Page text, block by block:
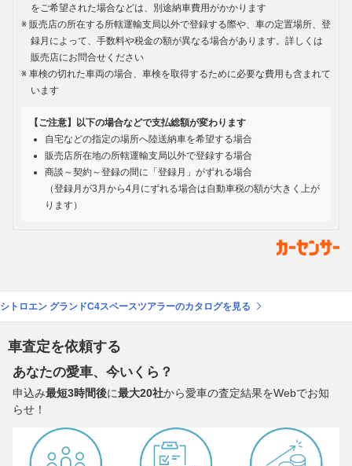
をご希望された場合などは、別途納車費用がかかります
販売店の所在する所轄運輸支局以外で登録する際や、車の定置場所、登
録月によって、手数料や税金の額が異なる場合があります。詳しくは
販売店にお問合せください
車検の切れた車両の場合、車検を取得するために必要な費用も含まれて
います
【ご注意】以下の場合などで支払総額が変わります
自宅などの指定の場所へ陸送納車を希望する場合
販売店所在地の所轄運輸支局以外で登録する場合
商談～契約～登録の間に「登録月」がずれる場合
（登録月が3月から4月にずれる場合は自動車税の額が大きく上が
ります）
シトロエン グランドC4スペースツアラーのカタログを見る
車査定を依頼する
あなたの愛車、今いくら？
申込み最短3時間後に最大20社から愛車の査定結果をWebでお知
らせ！